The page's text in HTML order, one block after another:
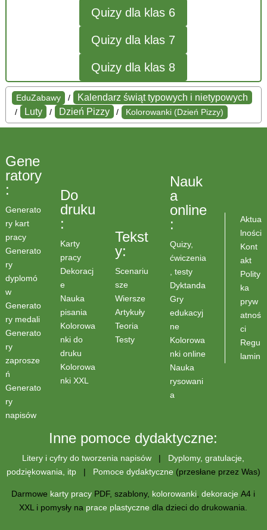
Quizy dla klas 6
Quizy dla klas 7
Quizy dla klas 8
EduZabawy / Kalendarz świąt typowych i nietypowych
/ Luty / Dzień Pizzy / Kolorowanki (Dzień Pizzy)
Gene
ratory
:
Generato
ry kart
pracy
Generato
ry
dyplomó
w
Generato
ry medali
Generato
ry
zaprosze
ń
Generato
ry
napisów
Do
druku
:
Karty
pracy
Dekoracj
e
Nauka
pisania
Kolorowa
nki do
druku
Kolorowa
nki XXL
Tekst
y:
Scenariu
sze
Wiersze
Artykuły
Teoria
Testy
Nauk
a
online
:
Quizy,
ćwiczenia
, testy
Dyktanda
Gry
edukacyj
ne
Kolorowa
nki online
Nauka
rysowani
a
Aktua
lności
Kont
akt
Polity
ka
pryw
atnoś
ci
Regu
lamin
Inne pomoce dydaktyczne:
Litery i cyfry do tworzenia napisów | Dyplomy, gratulacje,
podziękowania, itp| Pomoce dydaktyczne (przesłane przez Was)
Darmowe karty pracy PDF, szablony, kolorowanki ,dekoracje A4 i
XXL i pomysły na prace plastyczne dla dzieci do drukowania.